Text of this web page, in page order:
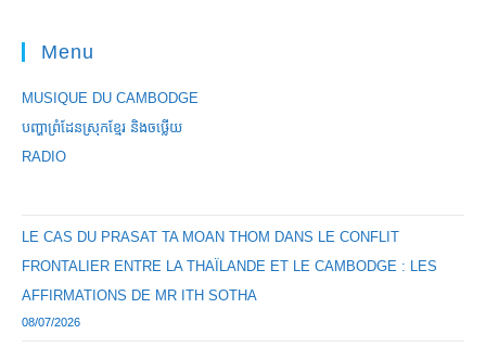
Menu
MUSIQUE DU CAMBODGE
បញ្ហាព្រំដែនស្រុកខ្មែរ និងចឞ្លើយ
RADIO
LE CAS DU PRASAT TA MOAN THOM DANS LE CONFLIT
FRONTALIER ENTRE LA THAÏLANDE ET LE CAMBODGE : LES
AFFIRMATIONS DE MR ITH SOTHA
08/07/2026